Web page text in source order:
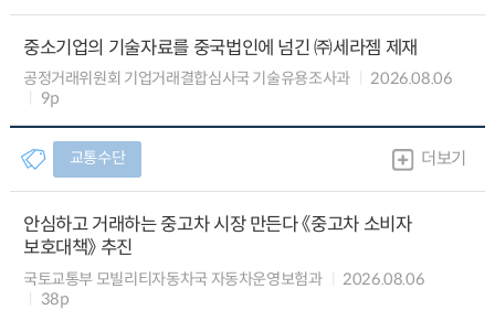
중소기업의 기술자료를 중국법인에 넘긴 ㈜세라젬 제재
공정거래위원회 기업거래결합심사국 기술유용조사과
2026.08.06
9p
교통수단 더보기
안심하고 거래하는 중고차 시장 만든다 《중고차 소비자
보호대책》 추진
국토교통부 모빌리티자동차국 자동차운영보험과
2026.08.06
38p